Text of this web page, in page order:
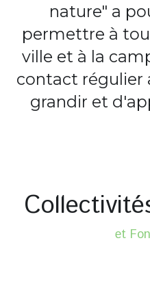
nature" a
permettre à
ville et à la
contact régulier
grandir et
et